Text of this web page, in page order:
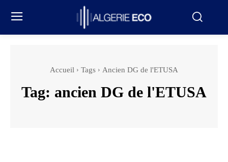
Accueil Tags Ancien DG de l'ETUSA
Tag: ancien DG de l'ETUSA